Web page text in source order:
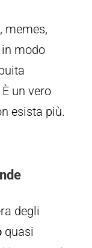
memes,
in modo
un vero
esista più.
degli
quasi